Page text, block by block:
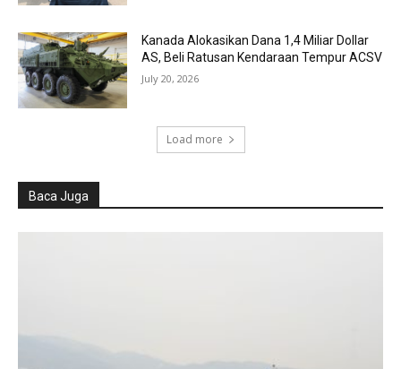
Kanada Alokasikan Dana 1,4 Miliar Dollar
AS, Beli Ratusan Kendaraan Tempur ACSV
July 20, 2026
Load more
Baca Juga